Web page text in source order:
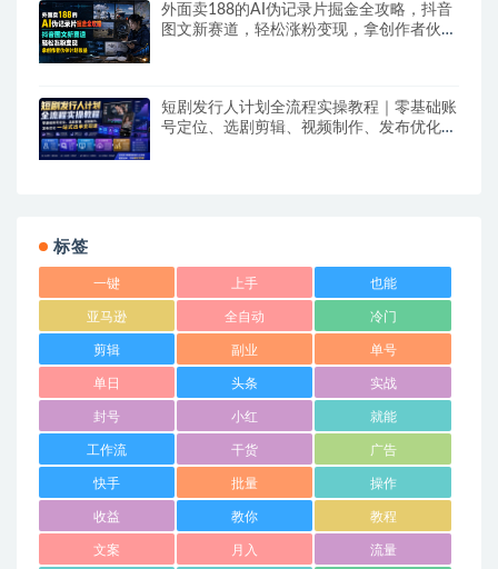
外面卖188的AI伪记录片掘金全攻略，抖音
图文新赛道，轻松涨粉变现，拿创作者伙伴
短剧发行人计划全流程实操教程｜零基础账
号定位、选剧剪辑、视频制作、发布优化一
标签
一键 上手 也能
亚马逊 全自动 冷门
剪辑 副业 单号
单日 头条 实战
封号 小红 就能
工作流 干货 广告
快手 批量 操作
收益 教你 教程
文案 月入 流量